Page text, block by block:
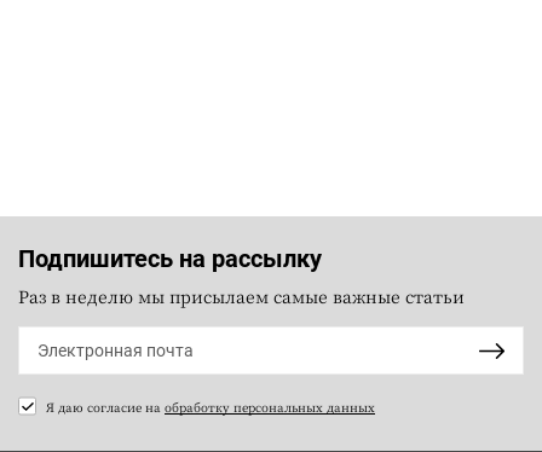
Подпишитесь на рассылку
Раз в неделю мы присылаем самые важные статьи
Я даю согласие на обработку персональных данных